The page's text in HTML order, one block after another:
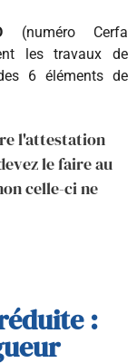
(numéro Cerfa
les travaux de
6 éléments de
l'attestation
le faire au
celle-ci ne
: